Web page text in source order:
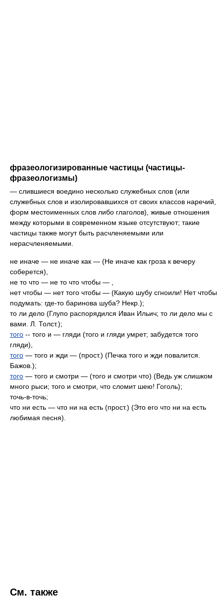
фразеологизированные частицы (частицы-
фразеологизмы)
— слившиеся воедино несколько служебных слов (или
служебных слов и изолировавшихся от своих классов наречий,
форм местоименных слов либо глаголов), живые отношения
между которыми в современном языке отсутствуют; такие
частицы также могут быть расчленяемыми или
нерасчленяемыми.
не иначе — не иначе как — (Не иначе как гроза к вечеру
соберется),
не то что — не то что чтобы — ,
нет чтобы — нет того чтобы — (Какую шубу сгноили! Нет чтобы
подумать: где-то баринова шуба? Некр.);
то ли дело (Глупо распорядился Иван Ильич; то ли дело мы с
вами. Л. Толст.);
того -- того и — гляди (того и гляди умрет; забудется того
гляди),
того — того и жди — (прост.) (Печка того и жди повалится.
Бажов.);
того — того и смотри — (того и смотри что) (Ведь уж слишком
много рыси; того и смотри, что сломит шею! Гоголь);
точь-в-точь;
что ни есть — что ни на есть (прост.) (Это его что ни на есть
любимая песня).
См. также